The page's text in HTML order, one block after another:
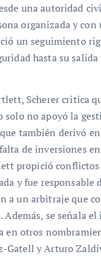
una autoridad
organizada y con
un seguimiento
hasta su
Scherer critica
no apoyó la
también derivó
de inversiones
propició
y fue responsable
a un arbitraje que
Además, se señala
en otros
Gatell y Arturo